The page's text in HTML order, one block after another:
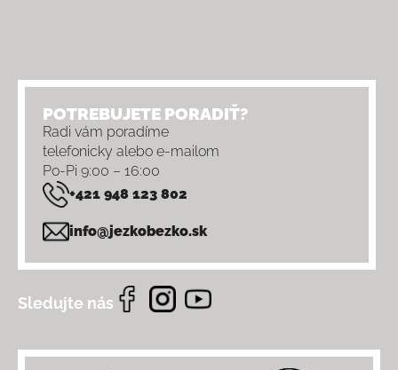
POTREBUJETE PORADIŤ?
Radi vám poradíme
telefonicky alebo e-mailom
Po-Pi 9:00 – 16:00
+421 948 123 802
info@jezkobezko.sk
Sledujte nás